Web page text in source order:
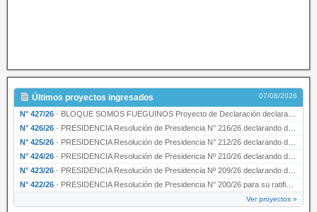
Últimos proyectos ingresados 07/08/2026
N° 427/26 · BLOQUE SOMOS FUEGUINOS Proyecto de Declaración declarando de interés provincial PRESIDENCI…
N° 426/26 · PRESIDENCIA Resolución de Presidencia N° 216/26 declarando de interés provincial la labor …
N° 425/26 · PRESIDENCIA Resolución de Presidencia N° 212/26 declarando de interés provincial el “50° A…
N° 424/26 · PRESIDENCIA Resolución de Presidencia Nº 210/26 declarando de interés provincial el proyec…
N° 423/26 · PRESIDENCIA Resolución de Presidencia Nº 209/26 declarando de interés provincial la presen…
N° 422/26 · PRESIDENCIA Resolución de Presidencia N° 200/26 para su ratificación.
Ver proyectos »